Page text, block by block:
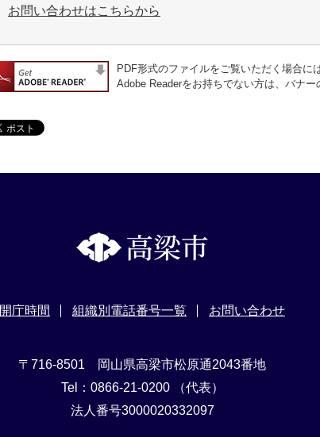
お問い合わせはこちらから
PDF形式のファイルをご覧いただく場合に
Adobe Readerをお持ちでない方は、バナ
開庁時間 組織別電話番号一覧 お問い合わせ
〒716-8501 岡山県高梁市松原通2043番地
Tel：0866-21-0200 （代表）
法人番号3000020332097